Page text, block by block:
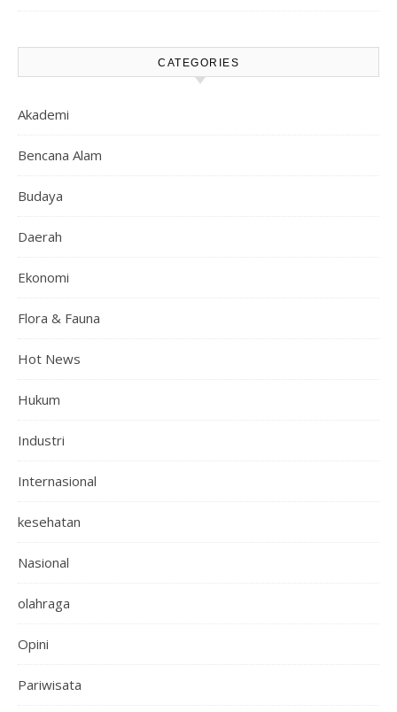
CATEGORIES
Akademi
Bencana Alam
Budaya
Daerah
Ekonomi
Flora & Fauna
Hot News
Hukum
Industri
Internasional
kesehatan
Nasional
olahraga
Opini
Pariwisata